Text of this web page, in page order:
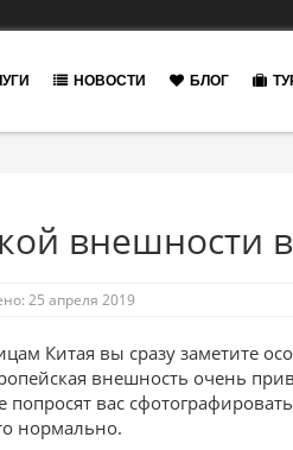
НОВОСТИ БЛОГ
внешности
25 апреля 2019
Китая вы сразу заметите
внешность очень
попросят вас
нормально.